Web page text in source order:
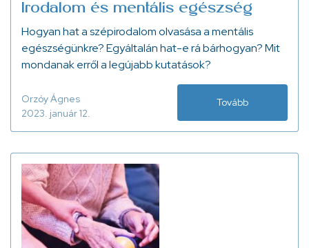
Irodalom és mentális egészség
Hogyan hat a szépirodalom olvasása a mentális
egészségünkre? Egyáltalán hat-e rá bárhogyan? Mit
mondanak erről a legújabb kutatások?
Orzóy Ágnes
2023. január 12.
Tovább